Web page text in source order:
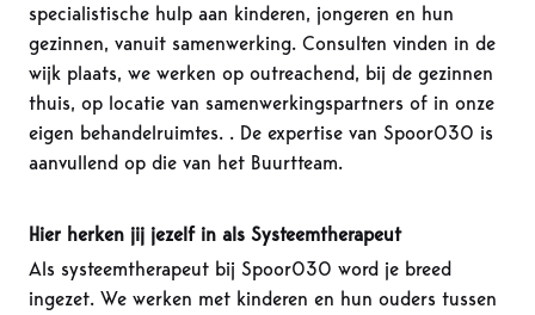
specialistische hulp aan kinderen, jongeren en hun
gezinnen, vanuit samenwerking. Consulten vinden in de
wijk plaats, we werken op outreachend, bij de gezinnen
thuis, op locatie van samenwerkingspartners of in onze
eigen behandelruimtes. . De expertise van Spoor030 is
aanvullend op die van het Buurtteam.
Hier herken jij jezelf in als Systeemtherapeut
Als systeemtherapeut bij Spoor030 word je breed
ingezet. We werken met kinderen en hun ouders tussen